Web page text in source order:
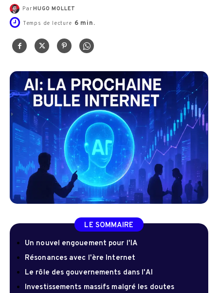
Par HUGO MOLLET
Temps de lecture 6 min.
LE SOMMAIRE
Un nouvel engouement pour l'IA
Résonances avec l'ère Internet
Le rôle des gouvernements dans l'AI
Investissements massifs malgré les doutes